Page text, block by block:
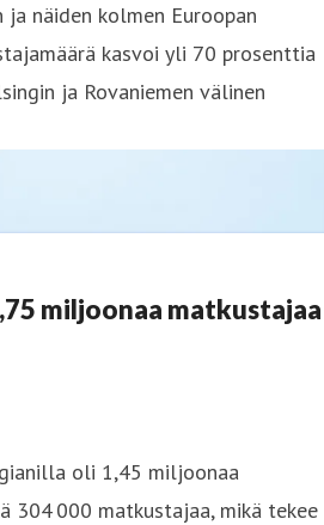
ja näiden kolmen Euroopan
kasvoi yli 70 prosenttia
ja Rovaniemen välinen
miljoonaa matkustajaa
oli 1,45 miljoonaa
304 000 matkustajaa, mikä tekee